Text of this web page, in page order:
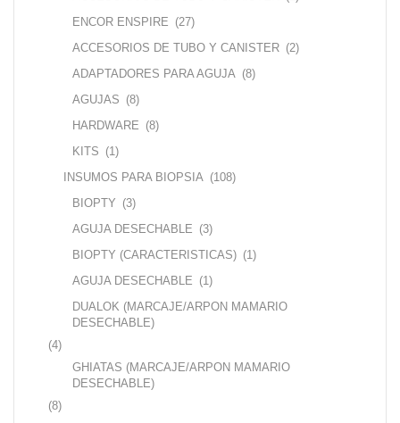
ENCOR ENSPIRE (27)
ACCESORIOS DE TUBO Y CANISTER (2)
ADAPTADORES PARA AGUJA (8)
AGUJAS (8)
HARDWARE (8)
KITS (1)
INSUMOS PARA BIOPSIA (108)
BIOPTY (3)
AGUJA DESECHABLE (3)
BIOPTY (CARACTERISTICAS) (1)
AGUJA DESECHABLE (1)
DUALOK (MARCAJE/ARPON MAMARIO
DESECHABLE)
(4)
GHIATAS (MARCAJE/ARPON MAMARIO
DESECHABLE)
(8)